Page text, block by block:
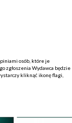
osób, które je
zgłoszenia Wydawca będzie
kliknąć ikonę flagi,